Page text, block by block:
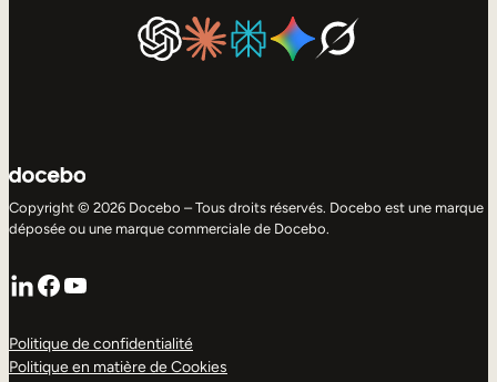
Copyright © 2026 Docebo – Tous droits réservés. Docebo est une marque
déposée ou une marque commerciale de Docebo.
LinkedIn
Facebook
YouTube
Politique de confidentialité
Politique en matière de Cookies